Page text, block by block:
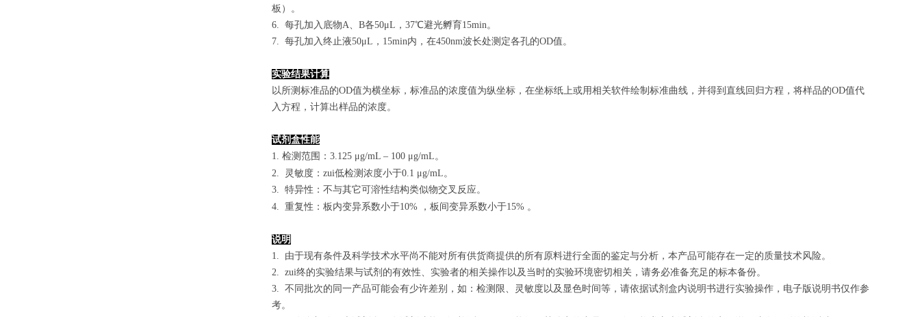
板）。
6. 每孔加入底物A、B各50μL，37℃避光孵育15min。
7. 每孔加入终止液50μL，15min内，在450nm波长处测定各孔的OD值。
实验结果计算
以所测标准品的OD值为横坐标， 标准品的浓度值为纵坐标，在坐标纸上或用相关软件绘制 标准曲线 ，并得到 直线回归方程 ， 将样品的OD值代
入方程，计算出样品的浓度。
试剂盒性能
1. 检测范围 ： 3.125 μg/mL – 100 μg/mL。
2. 灵敏度：zui低检测浓度小于0.1 μg/mL。
3. 特异性：不与其它可溶性结构类似物交叉反应。
4. 重复性：板内变异系数小于10% ， 板间变异系数小于15% 。
说明
1. 由于现有条件及科学技术水平尚不能对所有供货商提供的所有原料进行全面的鉴定与分析，本产品可能存在一定的质量技术风险。
2. zui终的实验结果与试剂的有效性、实验者的相关操作以及当时的实验环境密切相关，请务必准备充足的标本备份。
3. 不同批次的同一产品可能会有少许差别，如：检测限、灵敏度以及显色时间等，请依据试剂盒内说明书进行实验操作，电子版说明书仅作参
考。